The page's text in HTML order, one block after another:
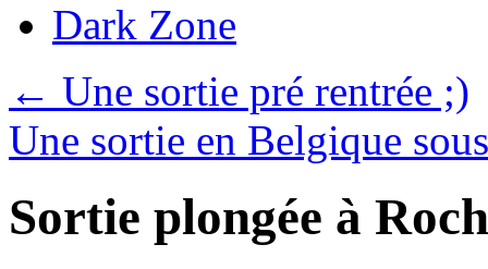
Dark Zone
← Une sortie pré rentrée ;)
Une sortie en Belgique
Sortie plongée à